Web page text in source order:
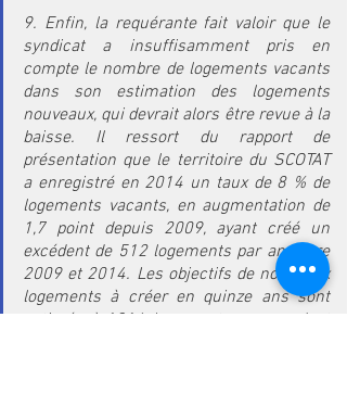
9. Enfin, la requérante fait valoir que le
syndicat a insuffisamment pris en
compte le nombre de logements vacants
dans son estimation des logements
nouveaux, qui devrait alors être revue à la
baisse. Il ressort du rapport de
présentation que le territoire du SCOTAT
a enregistré en 2014 un taux de 8 % de
logements vacants, en augmentation de
1,7 point depuis 2009, ayant créé un
excédent de 512 logements par an entre
2009 et 2014. Les objectifs de nouveaux
logements à créer en quinze ans sont
estimés à 1916 logements par an, dont